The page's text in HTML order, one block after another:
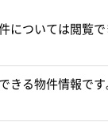
ついては閲覧で
きる物件情報です